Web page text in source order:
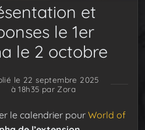
et
le 1er
le 2 octobre
le 22 septembre 2025
à 18h35 par Zora
le calendrier pour World of